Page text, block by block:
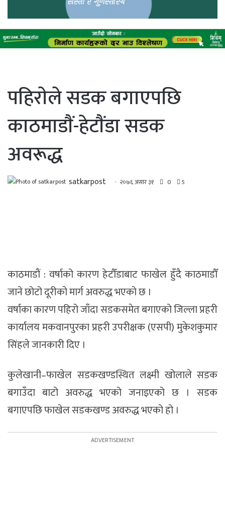
पहिराेले सडक बगाएपछि
काठमाडाैं-हेटाैंडा सडक
अवरूद्ध
satkarpost २०७६ असार ३१ 0 5
काठमाडाैं : वर्षाको कारण हेटौँडाबाट फाखेल हुँदै काठमाडौँ
जाने छोटो दूरीको मार्ग अवरुद्ध भएको छ ।
वर्षाका कारण पहिरो जाँदा सडकसमेत बगाएको जिल्ला प्रहरी
कार्यालय मकवानपुरका प्रहरी उपरीक्षक (एसपी) मुकेशकुमार
सिंहले जानकारी दिए ।
कुलेखानी–फाखेल सडकखण्डस्थित लक्ष्मी खोलाले सडक
बगाउँदा बाटो अवरुद्ध भएको जनाइएको छ । सडक
बगाएपछि फाखेल सडकखण्ड अवरुद्ध भएको हो ।